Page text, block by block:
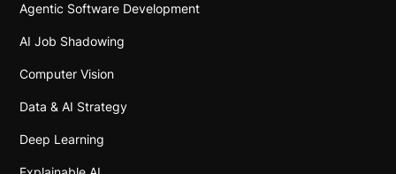
Agentic Software Development
AI Job Shadowing
Computer Vision
Data & AI Strategy
Deep Learning